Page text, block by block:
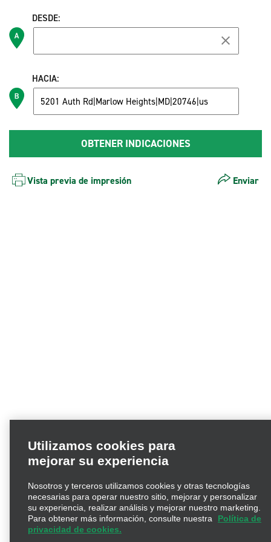
DESDE:
HACIA:
Vista previa de impresión Enviar
Utilizamos cookies para
mejorar su experiencia
necesarias para operar nuestro sitio, mejorar y personalizar
su experiencia, realizar análisis y mejorar nuestro marketing.
Para obtener más información, consulte nuestra Política de
privacidad de cookies.